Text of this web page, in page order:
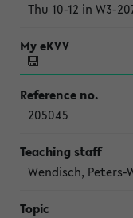
Thu 10-12 in W3-
205045
Wendisch, Peters-